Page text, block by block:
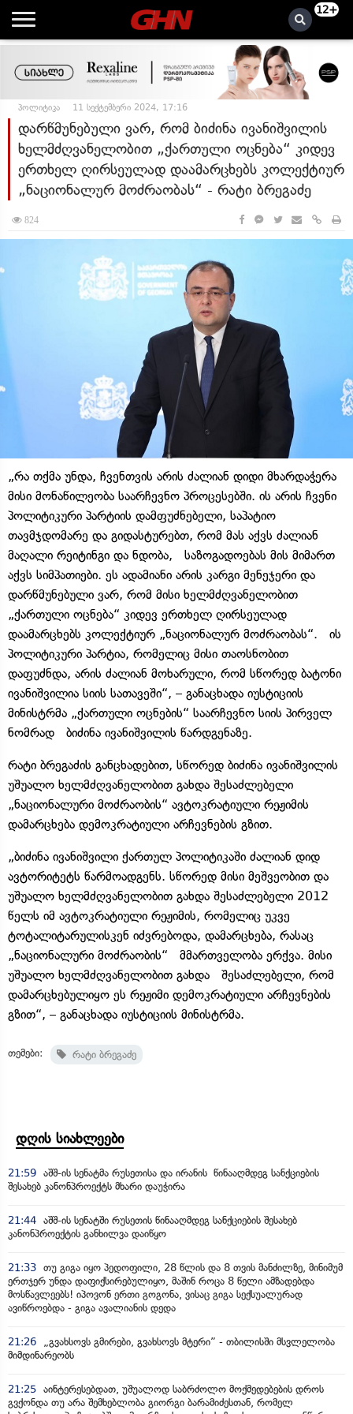
12+
პოლიტიკა 11 სექტემბერი 2024, 17:16
დარწმუნებული ვარ, რომ ბიძინა ივანიშვილის
ხელმძღვანელობით „ქართული ოცნება“ კიდევ
ერთხელ ღირსეულად დაამარცხებს კოლექტიურ
„ნაციონალურ მოძრაობას“ - რატი ბრეგაძე
824
„რა თქმა უნდა, ჩვენთვის არის ძალიან დიდი მხარდაჭერა
მისი მონაწილეობა საარჩევნო პროცესებში. ის არის ჩვენი
პოლიტიკური პარტიის დამფუძნებელი, საპატიო
თავმჯდომარე და გიდასტურებთ, რომ მას აქვს ძალიან
მაღალი რეიტინგი და ნდობა, საზოგადოებას მის მიმართ
აქვს სიმპათიები. ეს ადამიანი არის კარგი მენეჯერი და
დარწმუნებული ვარ, რომ მისი ხელმძღვანელობით
„ქართული ოცნება“ კიდევ ერთხელ ღირსეულად
დაამარცხებს კოლექტიურ „ნაციონალურ მოძრაობას“. ის
პოლიტიკური პარტია, რომელიც მისი თაოსნობით
დაფუძნდა, არის ძალიან მოხარული, რომ სწორედ ბატონი
ივანიშვილია სიის სათავეში“, – განაცხადა იუსტიციის
მინისტრმა „ქართული ოცნების“ საარჩევნო სიის პირველ
ნომრად ბიძინა ივანიშვილის წარდგენაზე.
რატი ბრეგაძის განცხადებით, სწორედ ბიძინა ივანიშვილის
უშუალო ხელმძღვანელობით გახდა შესაძლებელი
„ნაციონალური მოძრაობის“ ავტოკრატიული რეჟიმის
დამარცხება დემოკრატიული არჩევნების გზით.
„ბიძინა ივანიშვილი ქართულ პოლიტიკაში ძალიან დიდ
ავტორიტეტს წარმოადგენს. სწორედ მისი მეშვეობით და
უშუალო ხელმძღვანელობით გახდა შესაძლებელი 2012
წელს იმ ავტოკრატიული რეჟიმის, რომელიც უკვე
ტოტალიტარულისკენ იძვრებოდა, დამარცხება, რასაც
„ნაციონალური მოძრაობის“ მმართველობა ერქვა. მისი
უშუალო ხელმძღვანელობით გახდა შესაძლებელი, რომ
დამარცხებულიყო ეს რეჟიმი დემოკრატიული არჩევნების
გზით“, – განაცხადა იუსტიციის მინისტრმა.
თემები: რატი ბრეგაძე
დღის სიახლეები
21:59 აშშ-ის სენატმა რუსეთისა და ირანის წინააღმდეგ სანქციების
შესახებ კანონპროექტს მხარი დაუჭირა
21:44 აშშ-ის სენატში რუსეთის წინააღმდეგ სანქციების შესახებ
კანონპროექტის განხილვა დაიწყო
21:33 თუ გიგა იყო პედოფილი, 28 წლის და 8 თვის მანძილზე, მინიმუმ
ერთჯერ უნდა დაფიქსირებულიყო, მაშინ როცა 8 წელი ამზადებდა
მოსწავლეებს! იპოვონ ერთი გოგონა, ვისაც გიგა სექსუალურად
ავიწროებდა - გიგა ავალიანის დედა
21:26
„გვახსოვს გმირები, გვახსოვს მტერი” - თბილისში მსვლელობა
მიმდინარეობს
21:25 აინტერესებდათ, უშუალოდ საბრძოლო მოქმედებების დროს
გვქონდა თუ არა შემხებლობა გიორგი ბარამიძესთან, რომელ